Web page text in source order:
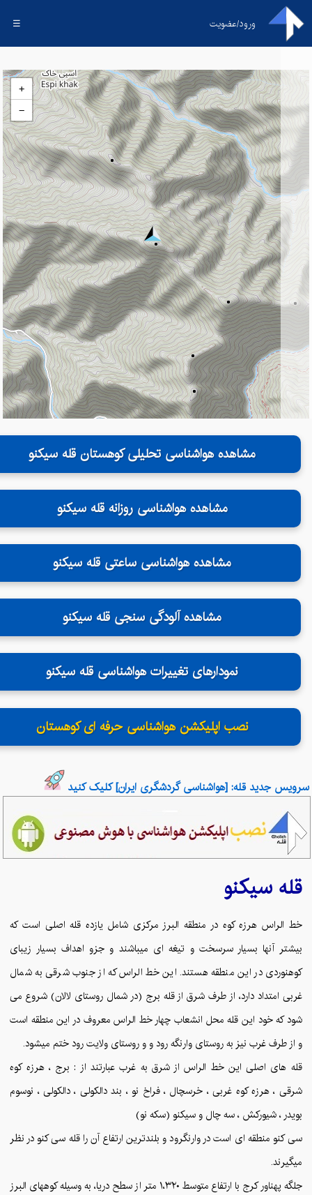
ورود/عضویت ☰
+
−
مشاهده هواشناسی تحلیلی کوهستان قله سیکنو
مشاهده هواشناسی روزانه قله سیکنو
مشاهده هواشناسی ساعتی قله سیکنو
مشاهده آلودگی سنجی قله سیکنو
نمودارهای تغییرات هواشناسی قله سیکنو
نصب اپلیکشن هواشناسی حرفه ای کوهستان
سرویس جدید قله: [هواشناسی گردشگری ایران] کلیک کنید
قلهسیکنو
خط الراس هرزه کوه در منطقه البرز مرکزی شامل یازده قله اصلی است که
بیشتر آنها بسیار سرسخت و تیغه ای میباشند و جزو اهداف بسیار زیبای
کوهنوردی در این منطقه هستند. این خط الراس که از جنوب شرقی به شمال
غربی امتداد دارد، از طرف شرق از قله برج (در شمال روستای لالان) شروع می
شود که خود این قله محل انشعاب چهار خط الراس معروف در این منطقه است
و از طرف غرب نیز به روستای وارنگه رود و و روستای ولایت رود ختم میشود.
قله های اصلی این خط الراس از شرق به غرب عبارتند از : برج ، هرزه کوه
شرقی ، هرزه کوه غربی ، خرسچال ، فراخ نو ، بند دالکولی ، دالکولی ، نوسوم
بویدر ، شیورکش ، سه چال و سیکنو (سکه نو)
سی کنو منطقه ای است در وارنگرود و بلندترین ارتفاع آن را قله سی کنو در نظر
میگیرند.
جلگه پهناور کرج با ارتفاع متوسط ۱،۳۲۰ متر از سطح دریا، به وسیله کوههای البرز